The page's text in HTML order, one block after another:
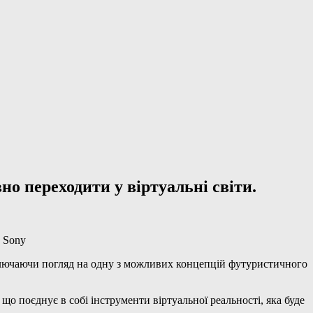
переходити у віртуальні світи.
Sony
погляд на одну з можливих концепцій футуристичного
в собі інструменти віртуальної реальності, яка буде